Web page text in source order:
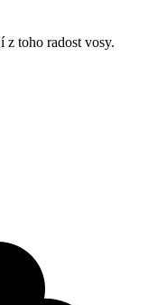
z toho radost vosy.